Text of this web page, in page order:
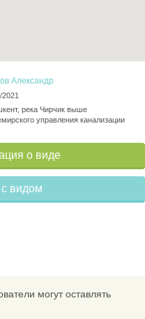
Александр
2021
река Чирчик выше
управления канализации
о виде
с видом
могут оставлять